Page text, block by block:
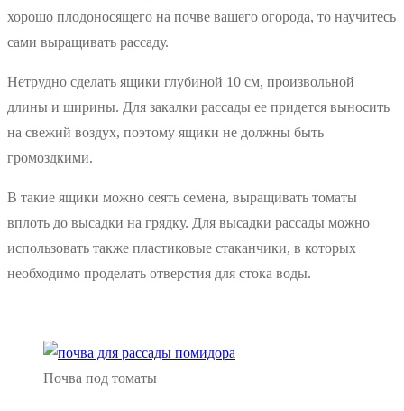
хорошо плодоносящего на почве вашего огорода, то научитесь
сами выращивать рассаду.
Нетрудно сделать ящики глубиной 10 см, произвольной
длины и ширины. Для закалки рассады ее придется выносить
на свежий воздух, поэтому ящики не должны быть
громоздкими.
В такие ящики можно сеять семена, выращивать томаты
вплоть до высадки на грядку. Для высадки рассады можно
использовать также пластиковые стаканчики, в которых
необходимо проделать отверстия для стока воды.
Почва под томаты